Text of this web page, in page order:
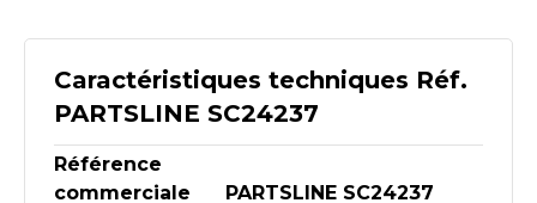
Caractéristiques techniques Réf.
PARTSLINE SC24237
Référence
commerciale
PARTSLINE SC24237